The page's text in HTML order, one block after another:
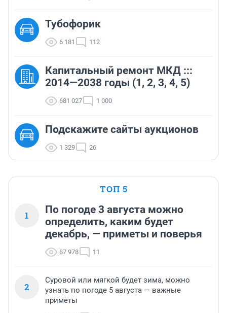
Тубофорик
6 181 112
Капитальный ремонт МКД :::
2014—2038 годы (1, 2, 3, 4, 5)
681 027 1 000
Подскажите сайты аукционов
1 329 26
ТОП 5
1
По погоде 3 августа можно
определить, каким будет
декабрь, — приметы и поверья
87 978 11
2
Суровой или мягкой будет зима, можно
узнать по погоде 5 августа — важные
приметы